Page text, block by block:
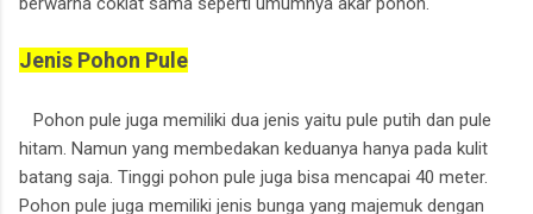
Jenis Pohon Pule
Pohon pule juga memiliki dua jenis yaitu pule putih dan pule
hitam. Namun yang membedakan keduanya hanya pada kulit
batang saja. Tinggi pohon pule juga bisa mencapai 40 meter.
Pohon pule juga memiliki jenis bunga yang majemuk dengan